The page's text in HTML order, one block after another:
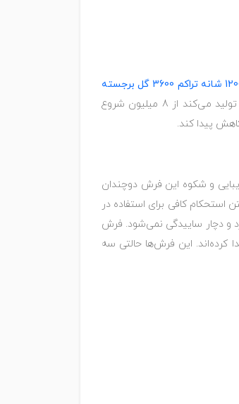
با توجه به نخ استفاده شده در این محصول، ابعاد آن و تغییرات نرخ ارز متغیر است. اما، معمولا رنج قیمت این فرش بسته به برندی که فرش را تولید می‌کند از 8 میلیون شروع
زیبایی و شکوه این فرش دوچندان
کافی برای استفاده در
و دچار ساییدگی نمی‌شود. فرش
کرده‌اند. این فرش‌ها حالتی سه